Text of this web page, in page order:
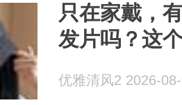
只在家戴，
发片吗？这
优雅清风2 2026-